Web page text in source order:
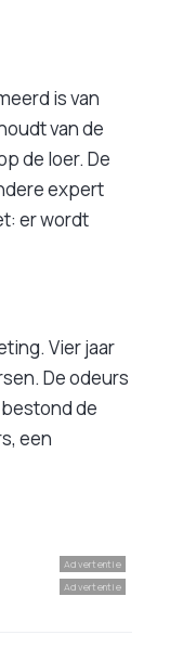
is van
van de
de loer. De
expert
er wordt
Vier jaar
De odeurs
de
een
Advertentie
Advertentie